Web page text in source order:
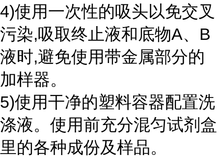
4)使用一次性的吸头以免交叉
污染,吸取终止液和底物A、B
液时,避免使用带金属部分的
加样器。
5)使用干净的塑料容器配置洗
涤液。使用前充分混匀试剂盒
里的各种成份及样品。